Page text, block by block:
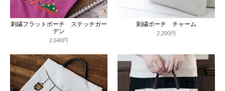
刺繍フラットポーチ ステッチガー
デン
2,640円
刺繍ポーチ チャーム
2,200円